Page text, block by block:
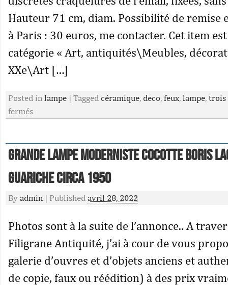
Hauteur 71 cm, diam. Possibilité de remise
à Paris : 30 euros, me contacter. Cet item
catégorie « Art, antiquités\Meubles,
XXe\Art […]
Posted in lampe | Tagged céramique, deco, feux, lampe, trois
fermés
Grande Lampe moderniste cocotte Boris
Guariche circa 1950
By admin | Published avril 28, 2022
Photos sont à la suite de l’annonce.. A
Filigrane Antiquité, j’ai à cour de vous
galerie d’ouvres et d’objets anciens et
de copie, faux ou réédition) à des prix